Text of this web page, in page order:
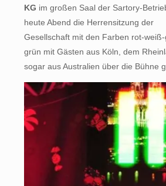
KG im großen Saal der Sartory-
heute Abend die Herrensitzung der
Gesellschaft mit den Farben rot-
grün mit Gästen aus Köln, dem
sogar aus Australien über die Bühne